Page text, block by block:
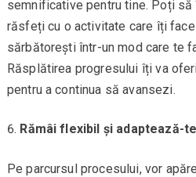
semnificative pentru tine. Poți
răsfeți cu o activitate care îți
sărbătorești într-un mod care te
Răsplătirea progresului îți va
pentru a continua să avansezi.
Rămâi flexibil și adaptează-
Pe parcursul procesului, vor